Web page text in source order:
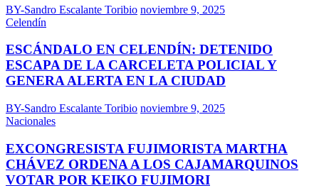
BY-Sandro Escalante Toribio noviembre 9, 2025
Celendín
ESCÁNDALO EN CELENDÍN: DETENIDO
ESCAPA DE LA CARCELETA POLICIAL Y
GENERA ALERTA EN LA CIUDAD
BY-Sandro Escalante Toribio noviembre 9, 2025
Nacionales
EXCONGRESISTA FUJIMORISTA MARTHA
CHÁVEZ ORDENA A LOS CAJAMARQUINOS
VOTAR POR KEIKO FUJIMORI